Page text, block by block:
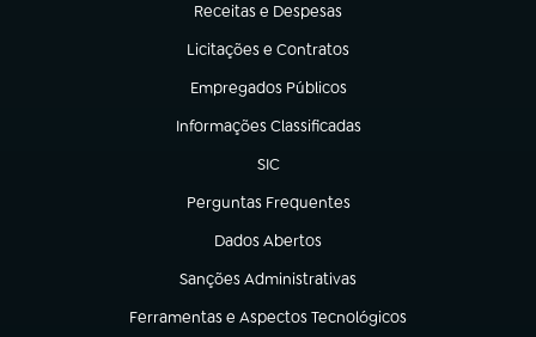
Receitas e Despesas
(abre em nova aba)
Licitações e Contratos
(abre em nova aba)
Empregados Públicos
(abre em nova aba)
Informações Classificadas
(abre em nova aba)
SIC
(abre em nova aba)
Perguntas Frequentes
(abre em nova aba)
Dados Abertos
(abre em nova aba)
Sanções Administrativas
(abre em nova aba)
Ferramentas e Aspectos Tecnológicos
(abre em nova aba)